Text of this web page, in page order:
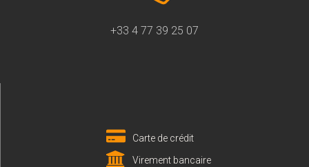
+33 4 77 39 25 07
Carte de crédit
Virement bancaire